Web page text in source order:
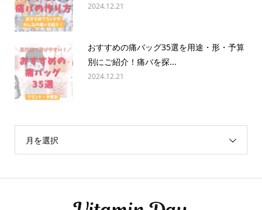
2024.12.21
おすすめの痛バッグ35選を用途・形・予算
別にご紹介！痛バを探...
2024.12.21
月を選択